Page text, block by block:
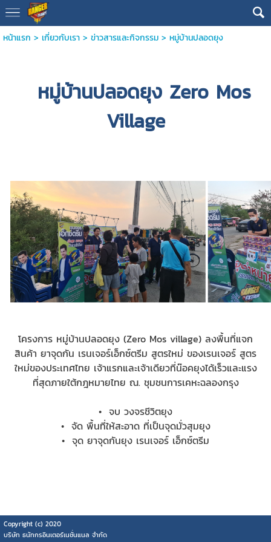
หน้าแรก > เกี่ยวกับเรา> ข่าวสารและกิจกรรม> หมู่บ้านปลอดยุง
หมู่บ้านปลอดยุง Zero Mos
Village
โครงการ หมู่บ้านปลอดยุง (Zero Mos village) ลงพื้นที่แจก
สินค้า ยาจุดกัน เรนเจอร์เอ็กซ์ตรีม สูตรใหม่ ของเรนเจอร์ สูตร
ใหม่ของประเทศไทย เจ้าแรกและเจ้าเดียวที่น๊อคยุงได้เร็วและแรง
ที่สุดภายใต้กฎหมายไทย ณ. ชุมชนการเคหะฉลองกรุง
• จบ วงจรชีวิตยุง
• จัด พื้นที่ให้สะอาด ที่เป็นจุดมั่วสุมยุง
• จุด ยาจุดกันยุง เรนเจอร์ เอ็กซ์ตรีม
Copyright (c) 2020
บริษัท ธนัทกรอินเตอร์เนชั่นแนล จำกัด